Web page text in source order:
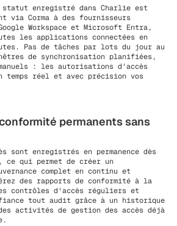
statut enregistré dans Charlie est
via Corma à des fournisseurs
Workspace et Microsoft Entra,
les applications connectées en
Pas de tâches par lots du jour au
de synchronisation planifiées,
: les autorisations d'accès
réel et avec précision vos
permanents sans
sont enregistrés en permanence dès
qui permet de créer un
complet en continu et
des rapports de conformité à la
contrôles d'accès réguliers et
tout audit grâce à un historique
activités de gestion des accès déjà